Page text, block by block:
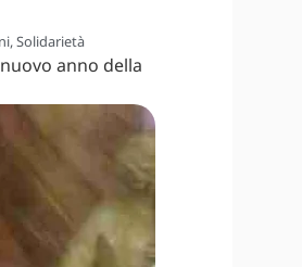
,Solidarietà
anno della